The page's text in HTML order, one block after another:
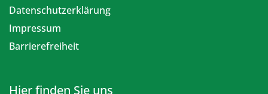
Datenschutzerklärung
Impressum
Barrierefreiheit
Hier finden Sie uns